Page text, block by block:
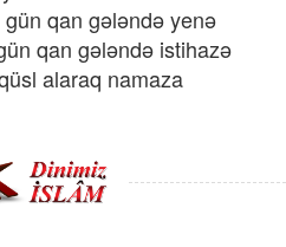
qan gələndə yenə
qan gələndə istihazə
alaraq namaza